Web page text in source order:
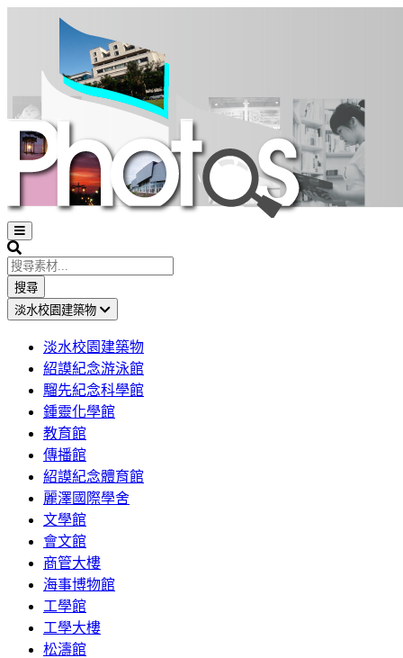
Open
sidebar
Search
搜尋
淡水校園建築物
淡水校園建築物
紹謨紀念游泳館
騮先紀念科學館
鍾靈化學館
教育館
傳播館
紹謨紀念體育館
麗澤國際學舍
文學館
會文館
商管大樓
海事博物館
工學館
工學大樓
松濤館